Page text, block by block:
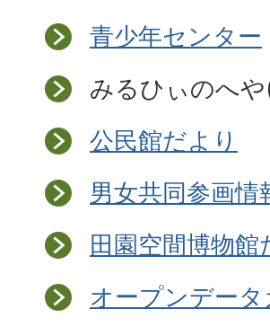
青少年センター
みるひぃのへ
公民館だより
男女共同参画
田園空間博物
オープンデー